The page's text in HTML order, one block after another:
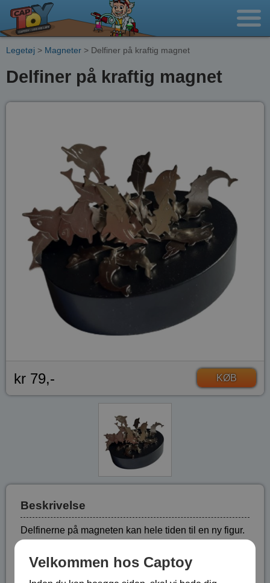
Legetøj > Magneter > Delfiner på kraftig magnet
Delfiner på kraftig magnet
kr 79,- KØB
Beskrivelse
Delfinerne på magneten kan hele tiden til en ny figur.
2,7 cm lang. Bunden er ca. 9 cm lang.
Velkommen hos Captoy